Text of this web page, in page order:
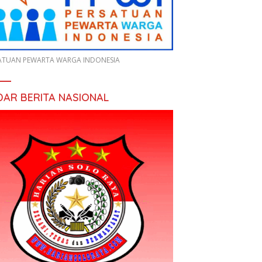
Tersangka
PEWARTA WARGA INDONESIA
BERITA NASIONAL